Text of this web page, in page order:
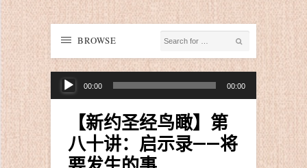
BROWSE
00:00 00:00
【新约圣经鸟瞰】第
八十讲：启示录——将